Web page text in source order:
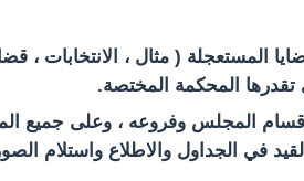
المحكمة المختصة.